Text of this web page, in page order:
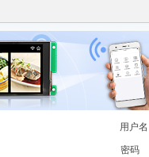
用户名
密码